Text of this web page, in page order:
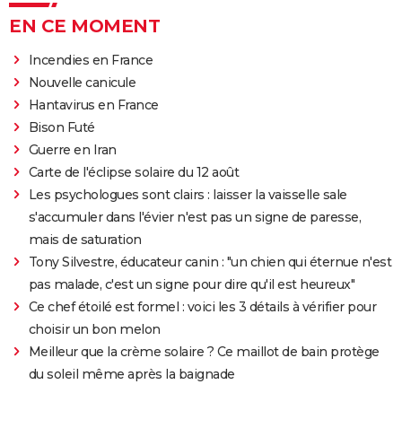
EN CE MOMENT
Incendies en France
Nouvelle canicule
Hantavirus en France
Bison Futé
Guerre en Iran
Carte de l'éclipse solaire du 12 août
Les psychologues sont clairs : laisser la vaisselle sale
s'accumuler dans l'évier n'est pas un signe de paresse,
mais de saturation
Tony Silvestre, éducateur canin : "un chien qui éternue n'est
pas malade, c'est un signe pour dire qu'il est heureux"
Ce chef étoilé est formel : voici les 3 détails à vérifier pour
choisir un bon melon
Meilleur que la crème solaire ? Ce maillot de bain protège
du soleil même après la baignade